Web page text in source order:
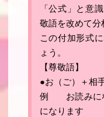
「公式」と意
敬語を改めて分
この付加形式
ょう。
【尊敬語】
●お（ご）＋相
例 お読みにな
になります